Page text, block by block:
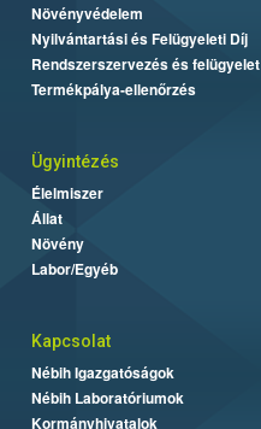
Növényvédelem
Nyilvántartási és Felügyeleti Díj
Rendszerszervezés és felügyelet
Termékpálya-ellenőrzés
Ügyintézés
Élelmiszer
Állat
Növény
Labor/Egyéb
Kapcsolat
Nébih Igazgatóságok
Nébih Laboratóriumok
Kormányhivatalok